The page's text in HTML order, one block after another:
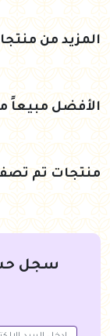
المزيد من
الأفضل مبيعاً
منتجات تم
سجل